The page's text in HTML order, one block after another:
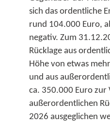
sich das ordentliche
rund 104.000 Euro,
negativ. Zum
Rücklage aus
Höhe von etwas
und aus
ca. 350.000 Euro zur
außerordentlichen
2026 ausgeglichen